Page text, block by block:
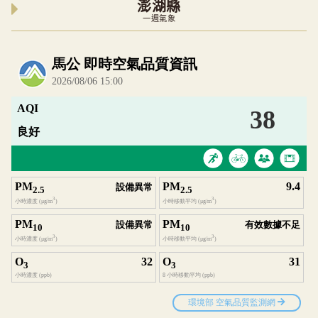
澎湖縣
一週氣象
內嵌空氣品質小工具為視覺預覽，完整即時空